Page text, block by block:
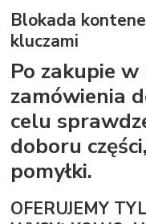
Blokada
kluczami
Po zakupie
zamówienia
celu
doboru
pomyłki.
OFERUJEMY